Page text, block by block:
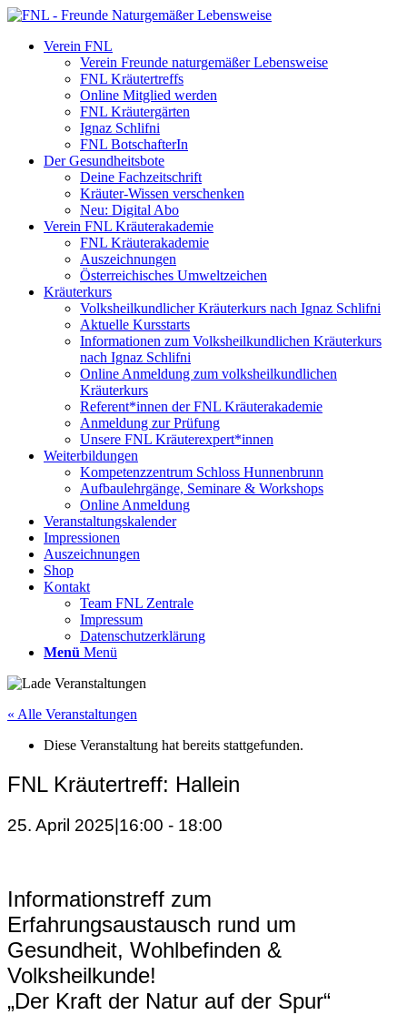
Verein FNL
Verein Freunde naturgemäßer Lebensweise
FNL Kräutertreffs
Online Mitglied werden
FNL Kräutergärten
Ignaz Schlifni
FNL BotschafterIn
Der Gesundheitsbote
Deine Fachzeitschrift
Kräuter-Wissen verschenken
Neu: Digital Abo
Verein FNL Kräuterakademie
FNL Kräuterakademie
Auszeichnungen
Österreichisches Umweltzeichen
Kräuterkurs
Volksheilkundlicher Kräuterkurs nach Ignaz Schlifni
Aktuelle Kursstarts
Informationen zum Volksheilkundlichen Kräuterkurs
nach Ignaz Schlifni
Online Anmeldung zum volksheilkundlichen
Kräuterkurs
Referent*innen der FNL Kräuterakademie
Anmeldung zur Prüfung
Unsere FNL Kräuterexpert*innen
Weiterbildungen
Kompetenzzentrum Schloss Hunnenbrunn
Aufbaulehrgänge, Seminare & Workshops
Online Anmeldung
Veranstaltungskalender
Impressionen
Auszeichnungen
Shop
Kontakt
Team FNL Zentrale
Impressum
Datenschutzerklärung
Menü Menü
« Alle Veranstaltungen
Diese Veranstaltung hat bereits stattgefunden.
FNL Kräutertreff: Hallein
25. April 2025|16:00 - 18:00
Informationstreff zum
Erfahrungsaustausch rund um
Gesundheit, Wohlbefinden &
Volksheilkunde!
„Der Kraft der Natur auf der Spur“